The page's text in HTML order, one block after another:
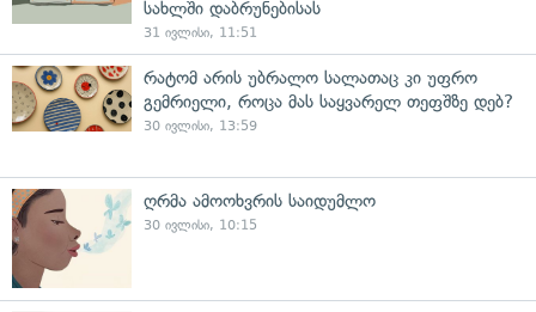
სახლში დაბრუნებისას
31 ივლისი, 11:51
რატომ არის უბრალო სალათაც კი უფრო
გემრიელი, როცა მას საყვარელ თეფშზე დებ?
30 ივლისი, 13:59
ღრმა ამოოხვრის საიდუმლო
30 ივლისი, 10:15